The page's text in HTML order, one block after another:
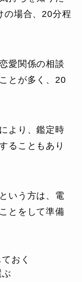
の場合、20分程
愛関係の相談
とが多く、20
より、鑑定時
ることもあり
いう方は、電
とをして準備
おく